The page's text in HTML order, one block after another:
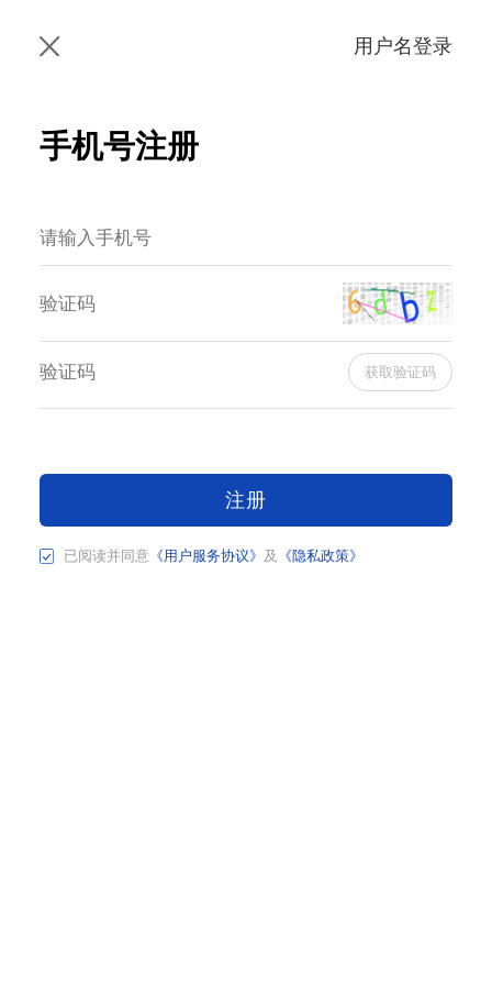
用户名登录
手机号注册
获取验证码
注册
已阅读并同意 《用户服务协议》 及 《隐私政策》